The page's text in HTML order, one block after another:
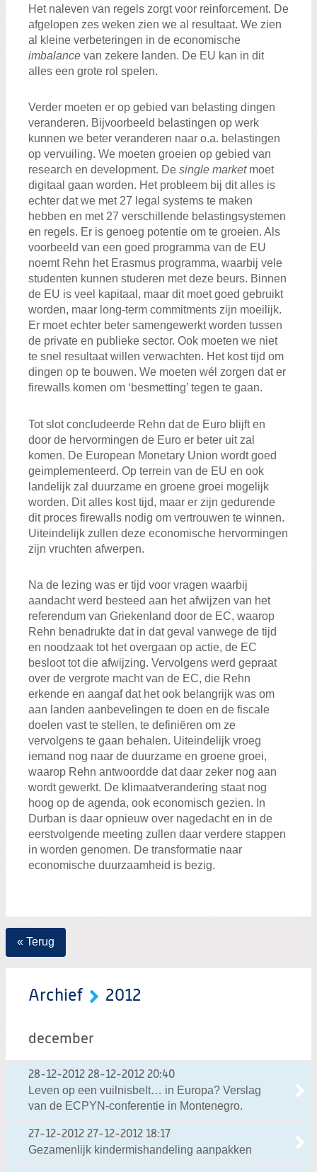
Het naleven van regels zorgt voor reinforcement. De
afgelopen zes weken zien we al resultaat. We zien
al kleine verbeteringen in de economische
imbalance van zekere landen. De EU kan in dit
alles een grote rol spelen.
Verder moeten er op gebied van belasting dingen
veranderen. Bijvoorbeeld belastingen op werk
kunnen we beter veranderen naar o.a. belastingen
op vervuiling. We moeten groeien op gebied van
research en development. De single marketmoet
digitaal gaan worden. Het probleem bij dit alles is
echter dat we met 27 legal systems te maken
hebben en met 27 verschillende belastingsystemen
en regels. Er is genoeg potentie om te groeien. Als
voorbeeld van een goed programma van de EU
noemt Rehn het Erasmus programma, waarbij vele
studenten kunnen studeren met deze beurs. Binnen
de EU is veel kapitaal, maar dit moet goed gebruikt
worden, maar long-term commitments zijn moeilijk.
Er moet echter beter samengewerkt worden tussen
de private en publieke sector. Ook moeten we niet
te snel resultaat willen verwachten. Het kost tijd om
dingen op te bouwen. We moeten wél zorgen dat er
firewalls komen om ‘besmetting’ tegen te gaan.
Tot slot concludeerde Rehn dat de Euro blijft en
door de hervormingen de Euro er beter uit zal
komen. De European Monetary Union wordt goed
geimplementeerd. Op terrein van de EU en ook
landelijk zal duurzame en groene groei mogelijk
worden. Dit alles kost tijd, maar er zijn gedurende
dit proces firewalls nodig om vertrouwen te winnen.
Uiteindelijk zullen deze economische hervormingen
zijn vruchten afwerpen.
Na de lezing was er tijd voor vragen waarbij
aandacht werd besteed aan het afwijzen van het
referendum van Griekenland door de EC, waarop
Rehn benadrukte dat in dat geval vanwege de tijd
en noodzaak tot het overgaan op actie, de EC
besloot tot die afwijzing. Vervolgens werd gepraat
over de vergrote macht van de EC, die Rehn
erkende en aangaf dat het ook belangrijk was om
aan landen aanbevelingen te doen en de fiscale
doelen vast te stellen, te definiëren om ze
vervolgens te gaan behalen. Uiteindelijk vroeg
iemand nog naar de duurzame en groene groei,
waarop Rehn antwoordde dat daar zeker nog aan
wordt gewerkt. De klimaatverandering staat nog
hoog op de agenda, ook economisch gezien. In
Durban is daar opnieuw over nagedacht en in de
eerstvolgende meeting zullen daar verdere stappen
in worden genomen. De transformatie naar
economische duurzaamheid is bezig.
« Terug
Archief 2012
december
28-12-2012 28-12-2012 20:40
Leven op een vuilnisbelt… in Europa? Verslag
van de ECPYN-conferentie in Montenegro.
27-12-2012 27-12-2012 18:17
Gezamenlijk kindermishandeling aanpakken